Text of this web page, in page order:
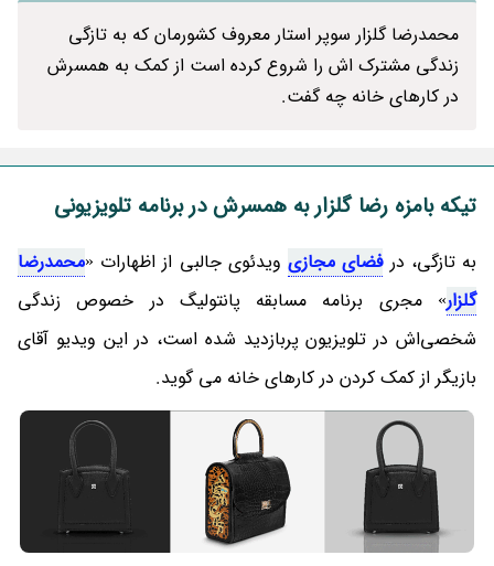
محمدرضا گلزار سوپر استار معروف کشورمان که به تازگی
زندگی مشترک اش را شروع کرده است از کمک به همسرش
در کارهای خانه چه گفت.
تیکه بامزه رضا گلزار به همسرش در برنامه تلویزیونی
به تازگی، درفضای مجازیویدئوی جالبی از اظهارات «محمدرضا
گلزار» مجری برنامه مسابقه پانتولیگ در خصوص زندگی
شخصی‌اش در تلویزیون پربازدید شده است، در این ویدیو آقای
بازیگر از کمک کردن در کارهای خانه می گوید.